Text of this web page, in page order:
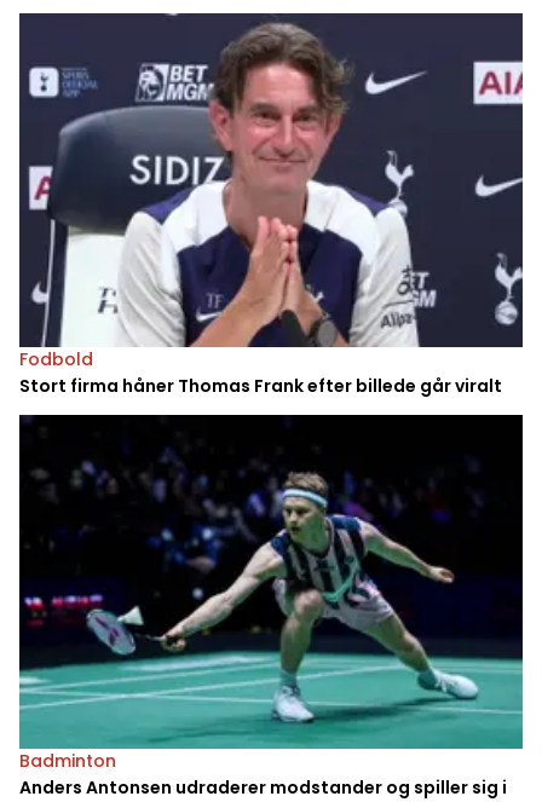
Fodbold
Stort firma håner Thomas Frank efter billede går viralt
Badminton
Anders Antonsen udraderer modstander og spiller sig i